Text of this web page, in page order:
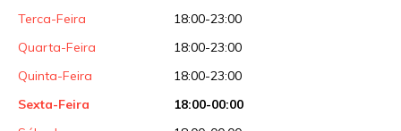
Terca-Feira
18:00-23:00
Quarta-Feira
18:00-23:00
Quinta-Feira
18:00-23:00
Sexta-Feira
18:00-00:00